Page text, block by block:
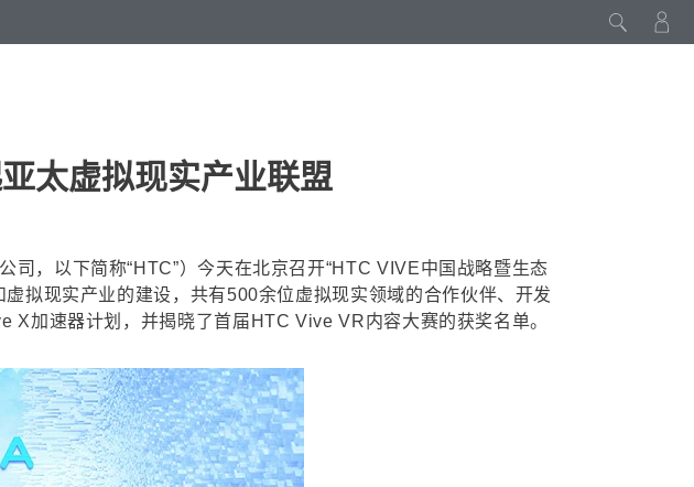
太虚拟现实产业联盟
，以下简称“HTC”）今天在北京召开“HTC VIVE中国战略暨生态
拟现实产业的建设，共有500余位虚拟现实领域的合作伙伴、开发
加速器计划，并揭晓了首届HTC Vive VR内容大赛的获奖名单。